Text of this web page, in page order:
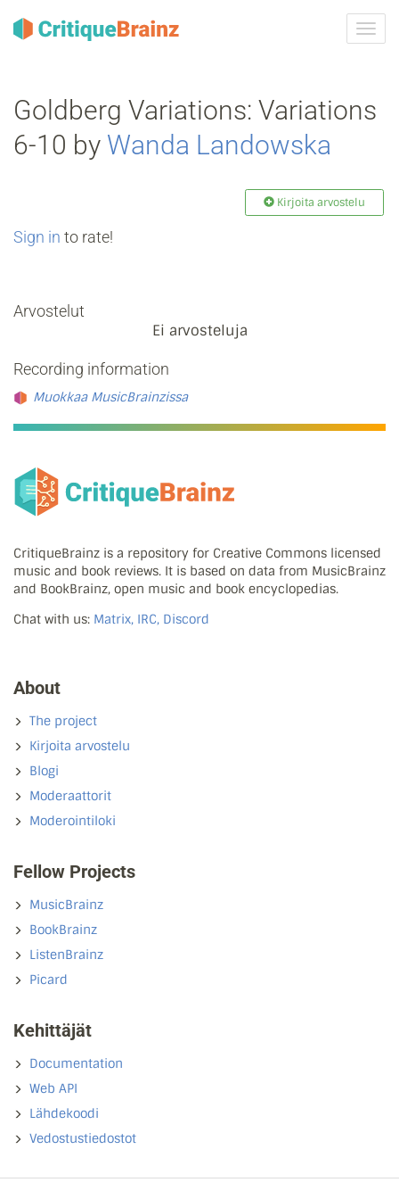
Goldberg Variations: Variations
6-10 by Wanda Landowska
Kirjoita arvostelu
Sign in to rate!
Arvostelut
Ei arvosteluja
Recording information
Muokkaa MusicBrainzissa
CritiqueBrainz is a repository for Creative Commons licensed
music and book reviews. It is based on data from MusicBrainz
and BookBrainz, open music and book encyclopedias.
Chat with us: Matrix, IRC, Discord
About
The project
Kirjoita arvostelu
Blogi
Moderaattorit
Moderointiloki
Fellow Projects
MusicBrainz
BookBrainz
ListenBrainz
Picard
Kehittäjät
Documentation
Web API
Lähdekoodi
Vedostustiedostot